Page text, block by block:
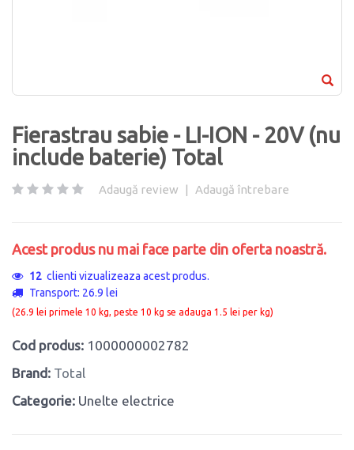
Fierastrau sabie - LI-ION - 20V (nu
include baterie) Total
Adaugă review | Adaugă întrebare
Acest produs nu mai face parte din oferta noastră.
12 clienti vizualizeaza acest produs.
Transport: 26.9 lei
(26.9 lei primele 10 kg, peste 10 kg se adauga 1.5 lei per kg)
Cod produs: 1000000002782
Brand: Total
Categorie: Unelte electrice